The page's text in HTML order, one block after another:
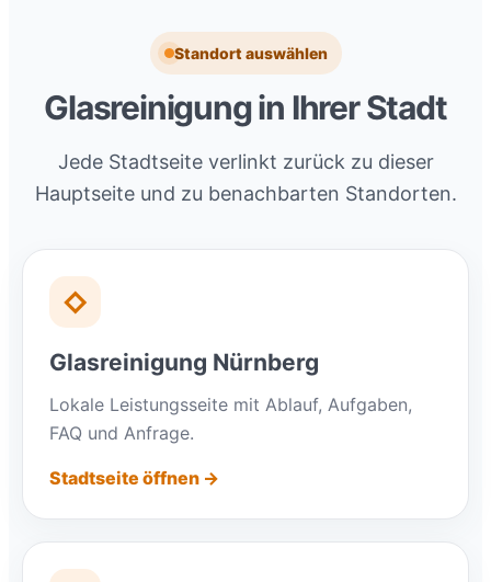
Standort auswählen
Glasreinigung in Ihrer Stadt
Jede Stadtseite verlinkt zurück zu dieser
Hauptseite und zu benachbarten Standorten.
◇
Glasreinigung Nürnberg
Lokale Leistungsseite mit Ablauf, Aufgaben,
FAQ und Anfrage.
Stadtseite öffnen →